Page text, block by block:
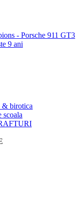
- Porsche 911 GT3
9 ani
& birotica
scoala